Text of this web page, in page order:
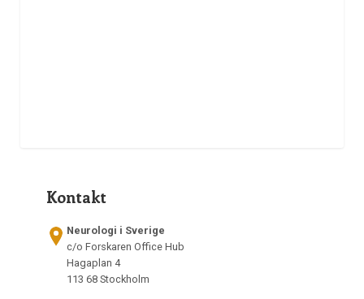
Kontakt
Neurologi i Sverige
c/o Forskaren Office Hub
Hagaplan 4
113 68 Stockholm